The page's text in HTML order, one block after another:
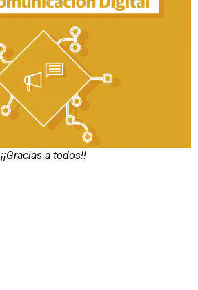
¡¡Gracias a todos!!